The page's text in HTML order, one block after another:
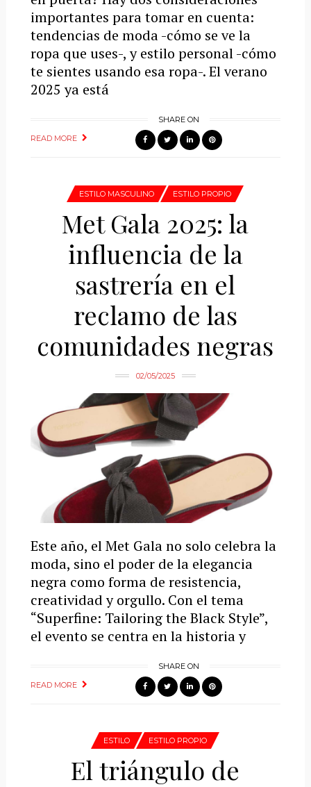
importantes para tomar en cuenta:
tendencias de moda -cómo se ve la
ropa que uses-, y estilo personal -cómo
te sientes usando esa ropa-. El verano
2025 ya está
READ MORE
SHARE ON
ESTILO MASCULINO ESTILO PROPIO
Met Gala 2025: la
influencia de la
sastrería en el
reclamo de las
comunidades negras
02/05/2025
Este año, el Met Gala no solo celebra la
moda, sino el poder de la elegancia
negra como forma de resistencia,
creatividad y orgullo. Con el tema
“Superfine: Tailoring the Black Style”,
el evento se centra en la historia y
READ MORE
SHARE ON
ESTILO ESTILO PROPIO
El triángulo de